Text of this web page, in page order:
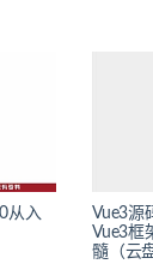
从入
Vue3源
Vue3框
髓（云